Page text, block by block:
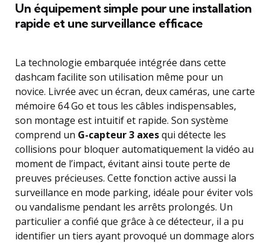
Un équipement simple pour une installation
rapide et une surveillance efficace
La technologie embarquée intégrée dans cette
dashcam facilite son utilisation même pour un
novice. Livrée avec un écran, deux caméras, une carte
mémoire 64 Go et tous les câbles indispensables,
son montage est intuitif et rapide. Son système
comprend un G-capteur 3 axesqui détecte les
collisions pour bloquer automatiquement la vidéo au
moment de l’impact, évitant ainsi toute perte de
preuves précieuses. Cette fonction active aussi la
surveillance en mode parking, idéale pour éviter vols
ou vandalisme pendant les arrêts prolongés. Un
particulier a confié que grâce à ce détecteur, il a pu
identifier un tiers ayant provoqué un dommage alors